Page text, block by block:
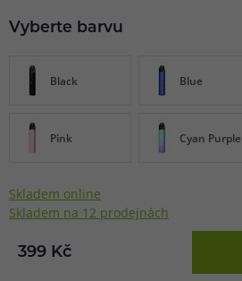
Vyberte barvu
Black Blue
Pink Cyan Purple
Skladem online
Skladem na 12 prodejnách
399 Kč